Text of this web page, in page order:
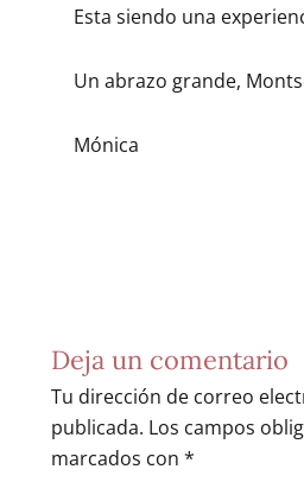
Esta siendo una
Un abrazo grande,
Mónica
Deja un comentario
Tu dirección de correo
publicada. Los campos
marcados con *